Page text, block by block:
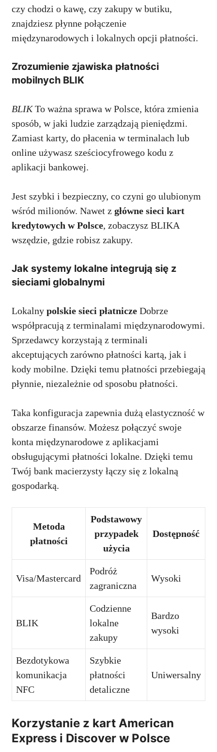
czy chodzi o kawę, czy zakupy w butiku,
znajdziesz płynne połączenie
międzynarodowych i lokalnych opcji płatności.
Zrozumienie zjawiska płatności
mobilnych BLIK
BLIKTo ważna sprawa w Polsce, która zmienia
sposób, w jaki ludzie zarządzają pieniędzmi.
Zamiast karty, do płacenia w terminalach lub
online używasz sześciocyfrowego kodu z
aplikacji bankowej.
Jest szybki i bezpieczny, co czyni go ulubionym
wśród milionów. Nawet z główne sieci kart
kredytowych w Polsce, zobaczysz BLIKA
wszędzie, gdzie robisz zakupy.
Jak systemy lokalne integrują się z
sieciami globalnymi
Lokalny polskie sieci płatnicze Dobrze
współpracują z terminalami międzynarodowymi.
Sprzedawcy korzystają z terminali
akceptujących zarówno płatności kartą, jak i
kody mobilne. Dzięki temu płatności przebiegają
płynnie, niezależnie od sposobu płatności.
Taka konfiguracja zapewnia dużą elastyczność w
obszarze finansów. Możesz połączyć swoje
konta międzynarodowe z aplikacjami
obsługującymi płatności lokalne. Dzięki temu
Twój bank macierzysty łączy się z lokalną
gospodarką.
Metoda
płatności
Podstawowy
przypadek
użycia
Dostępność
Visa/Mastercard
Podróż
zagraniczna
Wysoki
BLIK
Codzienne
lokalne
zakupy
Bardzo
wysoki
Bezdotykowa
komunikacja
NFC
Szybkie
płatności
detaliczne
Uniwersalny
Korzystanie z kart American
Express i Discover w Polsce